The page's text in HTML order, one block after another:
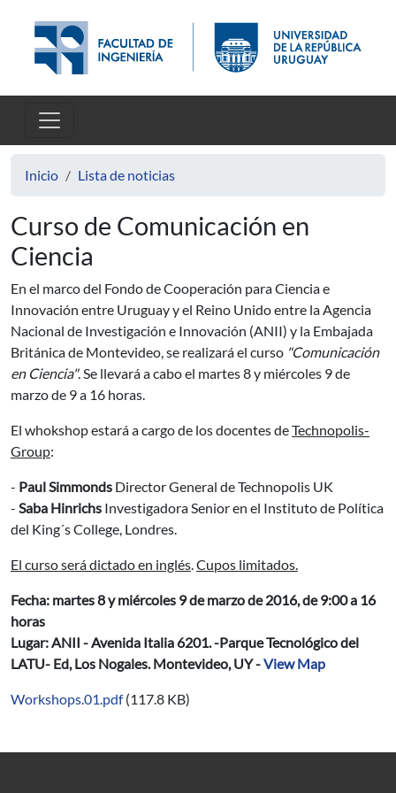
Inicio Lista de noticias
Curso de Comunicación en
Ciencia
En el marco del Fondo de Cooperación para Ciencia e
Innovación entre Uruguay y el Reino Unido entre la Agencia
Nacional de Investigación e Innovación (ANII) y la Embajada
Británica de Montevideo, se realizará el curso "Comunicación
en Ciencia". Se llevará a cabo el martes 8 y miércoles 9 de
marzo de 9 a 16 horas.
El whokshop estará a cargo de los docentes deTechnopolis-
Group:
- Paul Simmonds Director General de Technopolis UK
- Saba Hinrichs Investigadora Senior en el Instituto de Política
del King´s College, Londres.
El curso será dictado en inglés.Cupos limitados.
Fecha: martes 8 y miércoles 9 de marzo de 2016, de 9:00 a 16
horas
Lugar:ANII - Avenida Italia 6201. -Parque Tecnológico del
LATU- Ed, Los Nogales. Montevideo, UY -View Map
Workshops.01.pdf (117.8 KB)